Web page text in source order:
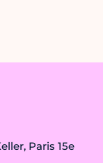
Paris 15e